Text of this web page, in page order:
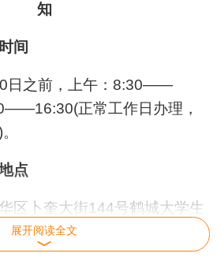
知
间
之前，上午：8:30——
正常工作日办理，
点
卜奎大街144号鹤城大学生
齐哈尔市人才市场)五楼515
展开阅读全文